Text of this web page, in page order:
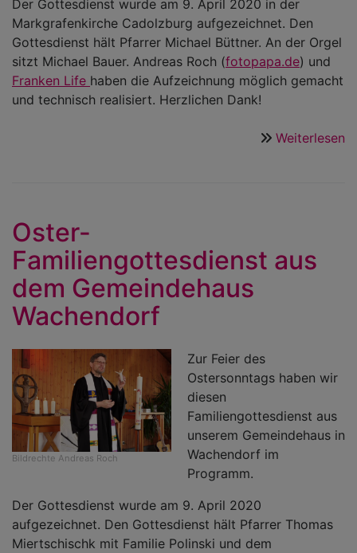
Der Gottesdienst wurde am 9. April 2020 in der
Markgrafenkirche Cadolzburg aufgezeichnet. Den
Gottesdienst hält Pfarrer Michael Büttner. An der Orgel
sitzt Michael Bauer. Andreas Roch (fotopapa.de) und
Franken Life haben die Aufzeichnung möglich gemacht
und technisch realisiert. Herzlichen Dank!
Weiterlesen
Oster-
Familiengottesdienst aus
dem Gemeindehaus
Wachendorf
Bildrechte Andreas Roch
Zur Feier des
Ostersonntags haben wir
diesen
Familiengottesdienst aus
unserem Gemeindehaus in
Wachendorf im
Programm.
Der Gottesdienst wurde am 9. April 2020
aufgezeichnet. Den Gottesdienst hält Pfarrer Thomas
Miertschischk mit Familie Polinski und dem